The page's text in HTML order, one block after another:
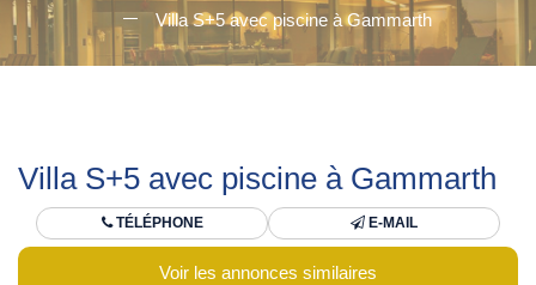
Villa S+5 avec piscine à Gammarth
Villa S+5 avec piscine à Gammarth
TÉLÉPHONE E-MAIL
Voir les annonces similaires